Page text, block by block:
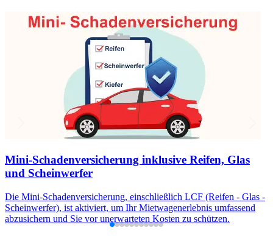
Mini-Schadenversicherung inklusive Reifen, Glas
und Scheinwerfer
Die Mini-Schadenversicherung, einschließlich LCF (Reifen - Glas -
Scheinwerfer), ist aktiviert, um Ihr Mietwagenerlebnis umfassend
abzusichern und Sie vor unerwarteten Kosten zu schützen.